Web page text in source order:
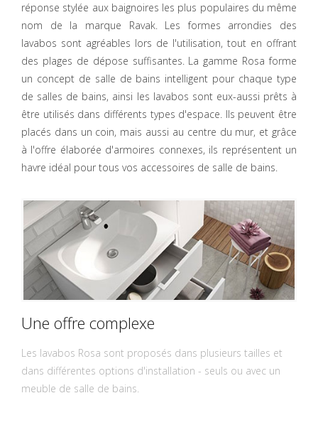
réponse stylée aux baignoires les plus populaires du même
nom de la marque Ravak. Les formes arrondies des
lavabos sont agréables lors de l'utilisation, tout en offrant
des plages de dépose suffisantes. La gamme Rosa forme
un concept de salle de bains intelligent pour chaque type
de salles de bains, ainsi les lavabos sont eux-aussi prêts à
être utilisés dans différents types d'espace. Ils peuvent être
placés dans un coin, mais aussi au centre du mur, et grâce
à l'offre élaborée d'armoires connexes, ils représentent un
havre idéal pour tous vos accessoires de salle de bains.
Une offre complexe
Les lavabos Rosa sont proposés dans plusieurs tailles et
dans différentes options d'installation - seuls ou avec un
meuble de salle de bains.